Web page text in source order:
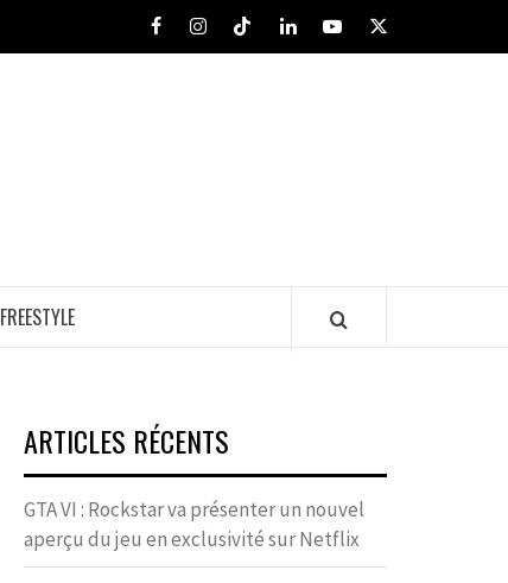
FacebookInstagram
TiktokLinkedInYoutube
X
FREESTYLE
ARTICLES RÉCENTS
GTA VI : Rockstar va présenter un nouvel
aperçu du jeu en exclusivité sur Netflix